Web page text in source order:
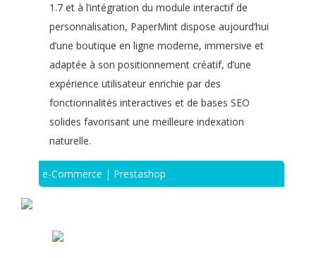
1.7 et à l’intégration du module interactif de
personnalisation, PaperMint dispose aujourd’hui
d’une boutique en ligne moderne, immersive et
adaptée à son positionnement créatif, d’une
expérience utilisateur enrichie par des
fonctionnalités interactives et de bases SEO
solides favorisant une meilleure indexation
naturelle.
e-Commerce | Prestashop